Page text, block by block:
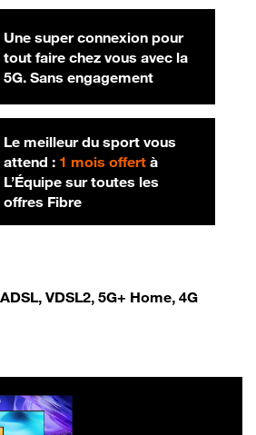
Une super connexion pour
tout faire chez vous avec la
5G. Sans engagement
Le meilleur du sport vous
attend : 1 mois offertà
L’Équipe sur toutes les
offres Fibre
VDSL2, 5G+ Home, 4G